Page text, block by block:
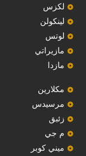
لكزس
لينكولن
‏لوتس‏
مازيراتي
مازدا
مكلارين
مرسيدس
‏زئبق‏
م جي
ميني كوبر